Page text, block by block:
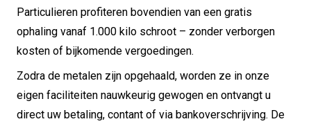
Particulieren profiteren bovendien van een gratis
ophaling vanaf 1.000 kilo schroot – zonder verborgen
kosten of bijkomende vergoedingen.
Zodra de metalen zijn opgehaald, worden ze in onze
eigen faciliteiten nauwkeurig gewogen en ontvangt u
direct uw betaling, contant of via bankoverschrijving. De